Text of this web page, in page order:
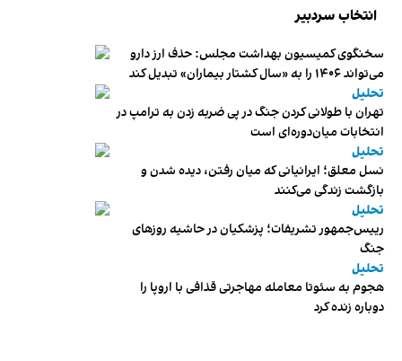
انتخاب سردبیر
سخنگوی کمیسیون بهداشت مجلس: حذف ارز دارو
می‌تواند ۱۴۰۶ را به «سال کشتار بیماران» تبدیل کند
تحلیل
تهران با طولانی کردن جنگ در پی ضربه زدن به ترامپ در
انتخابات میان‌دوره‌ای است
تحلیل
نسل معلق؛ ایرانیانی که میان رفتن، دیده شدن و
بازگشت زندگی می‌کنند
تحلیل
رییس‌جمهور تشریفات؛ پزشکیان در حاشیه روزهای
جنگ
تحلیل
هجوم به سئوتا معامله مهاجرتی قذافی با اروپا را
دوباره زنده کرد